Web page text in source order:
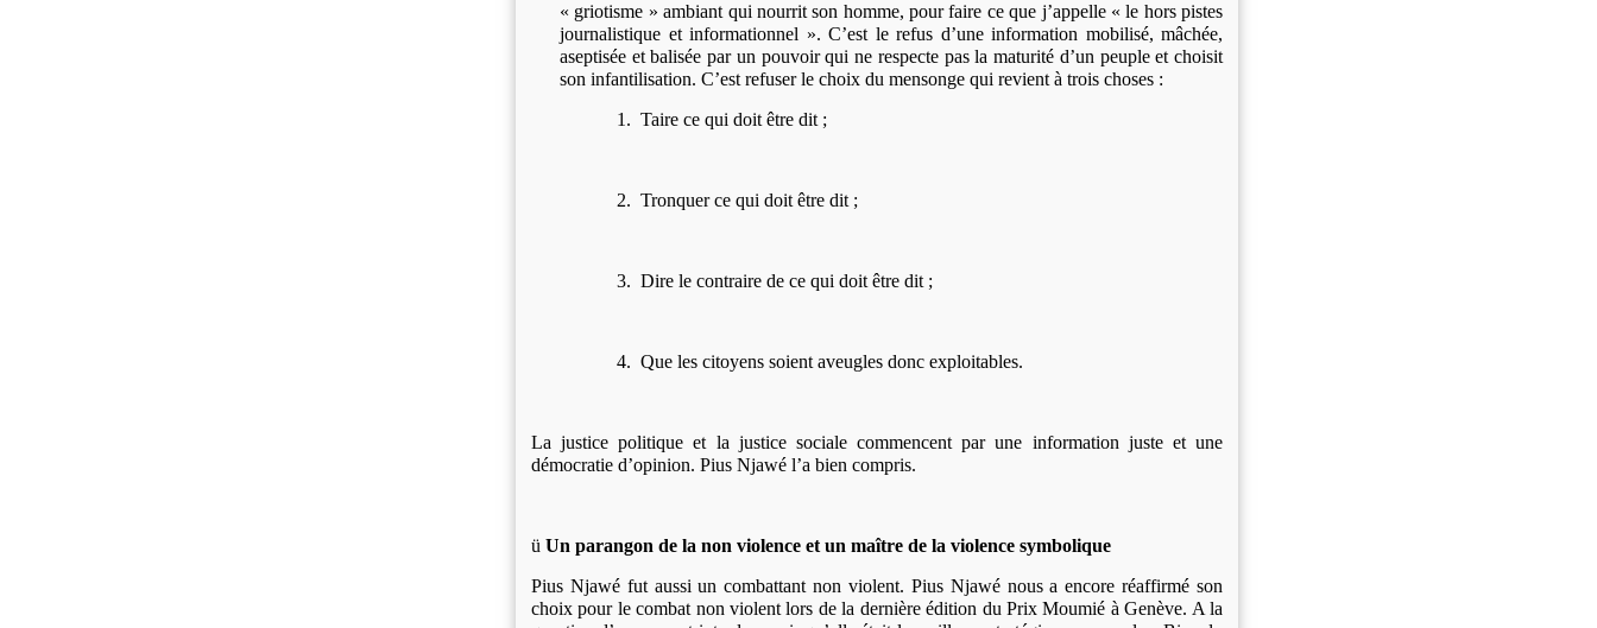
« griotisme » ambiant qui nourrit son homme, pour faire ce que j’appelle « le hors pistes
journalistique et informationnel ». C’est le refus d’une information mobilisé, mâchée,
aseptisée et balisée par un pouvoir qui ne respecte pas la maturité d’un peuple et choisit
son infantilisation. C’est refuser le choix du mensonge qui revient à trois choses :
1. Taire ce qui doit être dit ;
2. Tronquer ce qui doit être dit ;
3. Dire le contraire de ce qui doit être dit ;
4. Que les citoyens soient aveugles donc exploitables.
La justice politique et la justice sociale commencent par une information juste et une
démocratie d’opinion. Pius Njawé l’a bien compris.
ü Un parangon de la non violence et un maître de la violence symbolique
Pius Njawé fut aussi un combattant non violent. Pius Njawé nous a encore réaffirmé son
choix pour le combat non violent lors de la dernière édition du Prix Moumié à Genève. A la